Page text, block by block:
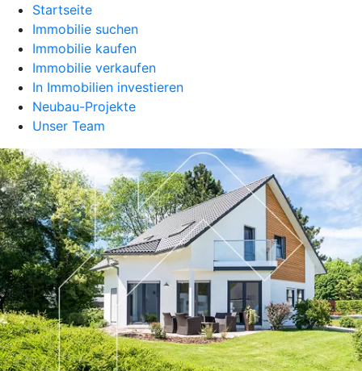
Startseite
Immobilie suchen
Immobilie kaufen
Immobilie verkaufen
In Immobilien investieren
Neubau-Projekte
Unser Team